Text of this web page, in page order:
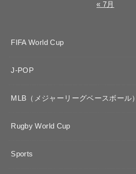
« 7月
FIFA World Cup
J-POP
MLB（メジャーリーグベースボール）
Rugby World Cup
Sports